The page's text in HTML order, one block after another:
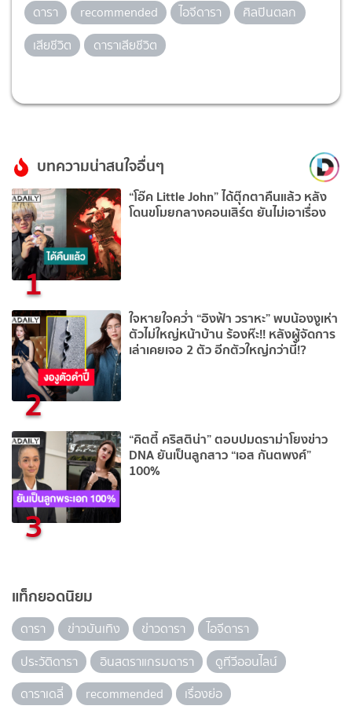
ดารา recommended ไอจีดารา
ศิลปินตลก
เสียชีวิต
ดาราเสียชีวิต
บทความน่าสนใจอื่นๆ
1
“โอ๊ค Little John” ได้ตุ๊กตาคืนแล้ว หลัง
โดนขโมยกลางคอนเสิร์ต ยันไม่เอาเรื่อง
2
ใจหายใจคว่ำ “อิงฟ้า วราหะ” พบน้องงูเห่า
ตัวไม่ใหญ่หน้าบ้าน ร้องห๊ะ!! หลังผู้จัดการ
เล่าเคยเจอ 2 ตัว อีกตัวใหญ่กว่านี้!?
3
“คิตตี้ คริสติน่า” ตอบปมดราม่าโยงข่าว
DNA ยันเป็นลูกสาว “เอส กันตพงศ์”
100%
แท็กยอดนิยม
ดารา ข่าวบันเทิง ข่าวดารา
ไอจีดารา
ประวัติดารา
อินสตราแกรมดารา
ดูทีวีออนไลน์
ดาราเดลี่
recommended เรื่องย่อ